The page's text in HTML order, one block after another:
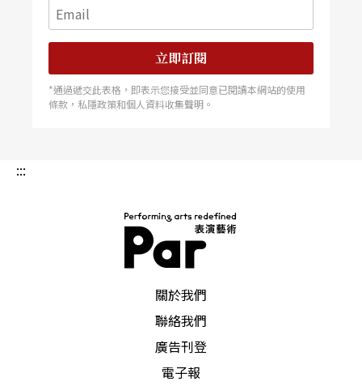
立即訂閱
*通過遞交此表格，即表示您接受並同意已閱讀本網站的使用
條款，私隱政策和個人資料收集聲明。
:::
關於我們
聯絡我們
廣告刊登
電子報